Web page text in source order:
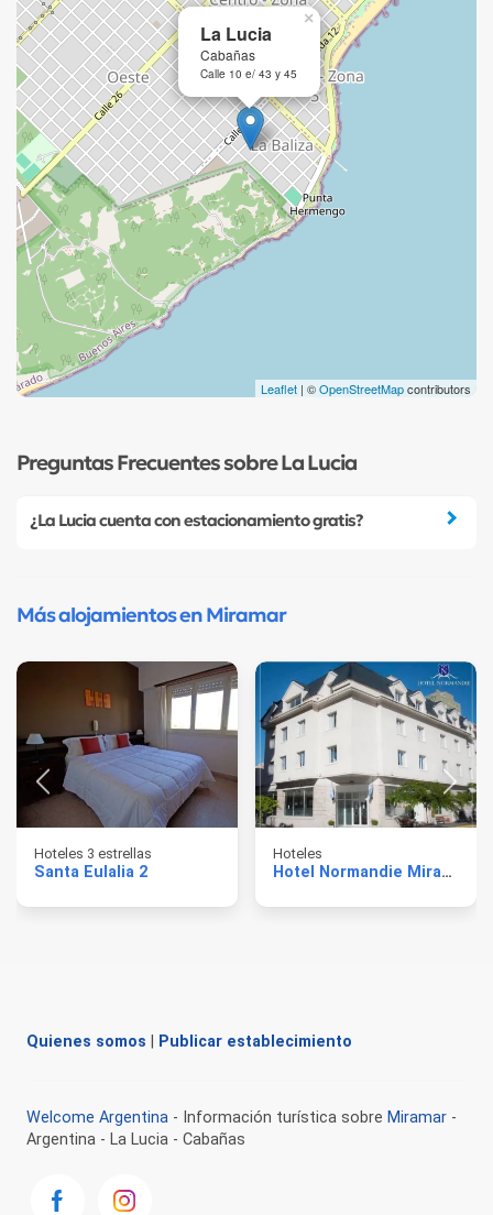
La Lucia
Cabañas
Calle 10 e/ 43 y 45
×
Leaflet | ©OpenStreetMapcontributors
Preguntas Frecuentes sobre La Lucia
¿La Lucia cuenta con estacionamiento gratis?
Más alojamientos en Miramar
Hoteles 3 estrellas
Santa Eulalia 2
Hoteles
Hotel Normandie Miramar
Quienes somos Publicar establecimiento
Welcome Argentina - Información turística sobre Miramar -
Argentina - La Lucia - Cabañas